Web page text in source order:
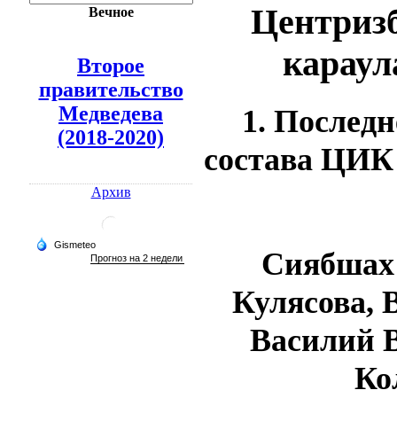
Вечное
Второе
правительство
Медведева
(2018-2020)
Архив
1.
состава
Кулясова,
Василий